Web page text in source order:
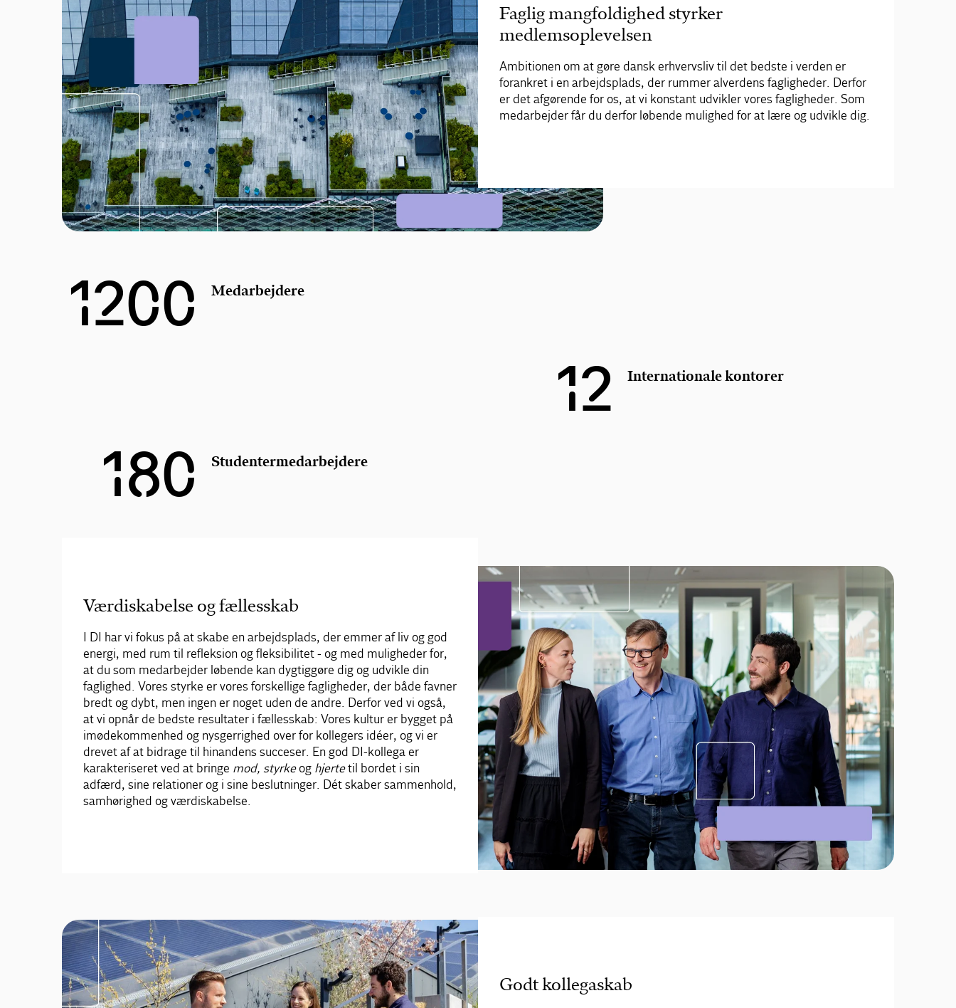
Faglig mangfoldighed styrker
medlemsoplevelsen
Ambitionen om at gøre dansk erhvervsliv til det bedste i verden er
forankret i en arbejdsplads, der rummer alverdens fagligheder. Derfor
er det afgørende for os, at vi konstant udvikler vores fagligheder. Som
medarbejder får du derfor løbende mulighed for at lære og udvikle dig.
1200 Medarbejdere
12 Internationale kontorer
180 Studentermedarbejdere
Værdiskabelse og fællesskab
I DI har vi fokus på at skabe en arbejdsplads, der emmer af liv og god
energi, med rum til refleksion og fleksibilitet - og med muligheder for,
at du som medarbejder løbende kan dygtiggøre dig og udvikle din
faglighed. Vores styrke er vores forskellige fagligheder, der både favner
bredt og dybt, men ingen er noget uden de andre. Derfor ved vi også,
at vi opnår de bedste resultater i fællesskab: Vores kultur er bygget på
imødekommenhed og nysgerrighed over for kollegers idéer, og vi er
drevet af at bidrage til hinandens succeser. En god DI-kollega er
karakteriseret ved at bringe mod, styrkeog hjertetil bordet i sin
adfærd, sine relationer og i sine beslutninger. Dét skaber sammenhold,
samhørighed og værdiskabelse.
Godt kollegaskab